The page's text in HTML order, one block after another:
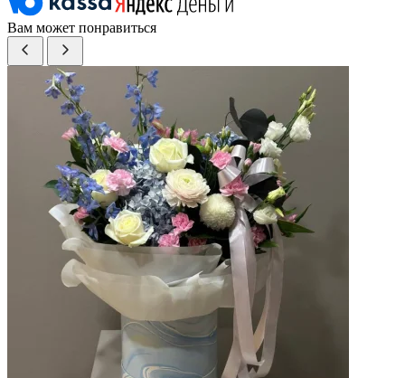
Вам может понравиться